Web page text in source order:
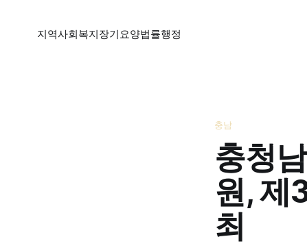
지역사회복지장기요양법률행정
충남
충청
원, 제
최